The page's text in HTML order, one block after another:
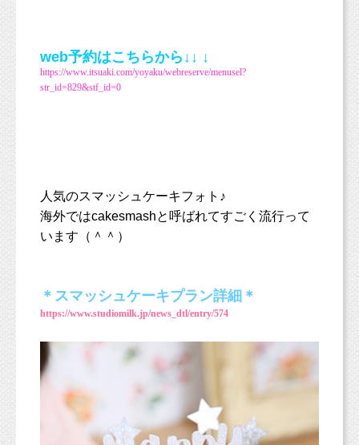
web予約はこちらから↓↓ ↓
https://www.itsuaki.com/yoyaku/webreserve/menusel?
str_id=829&stf_id=0
人気のスマッシュケーキフォト♪
海外ではcakesmashと呼ばれてすごく流行って
います（＾＾）
＊スマッシュケーキプラン詳細＊
https://www.studiomilk.jp/news_dtl/entry/574